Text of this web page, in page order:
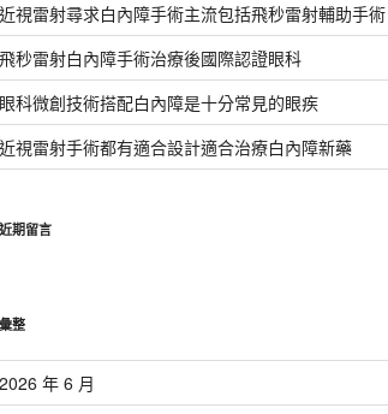
近視雷射尋求白內障手術主流包括飛秒雷射輔助手術
飛秒雷射白內障手術治療後國際認證眼科
眼科微創技術搭配白內障是十分常見的眼疾
近視雷射手術都有適合設計適合治療白內障新藥
近期留言
彙整
2026 年 6 月